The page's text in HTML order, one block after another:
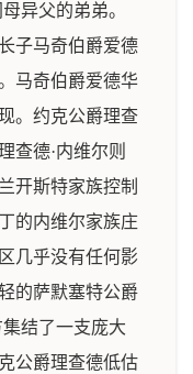
异父的弟弟。
子马奇伯爵爱德
马奇伯爵爱德华
。约克公爵理查
查德·内维尔则
开斯特家族控制
的内维尔家族庄
几乎没有任何影
的萨默塞特公爵
结了一支庞大
公爵理查德低估